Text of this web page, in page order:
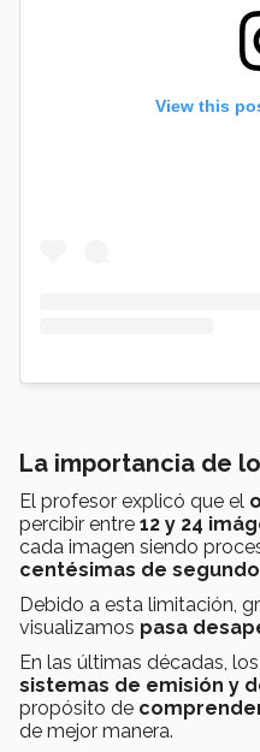
View this
La importancia de
El profesor explicó que el
percibir entre 12 y 24
cada imagen siendo
centésimas de
Debido a esta limitación,
visualizamos pasa
En las últimas décadas,
sistemas de emisión y
propósito de
de mejor manera.